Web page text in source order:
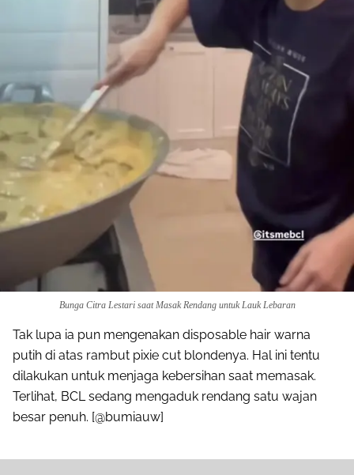
Bunga Citra Lestari saat Masak Rendang untuk Lauk Lebaran
Tak lupa ia pun mengenakan disposable hair warna
putih di atas rambut pixie cut blondenya. Hal ini tentu
dilakukan untuk menjaga kebersihan saat memasak.
Terlihat, BCL sedang mengaduk rendang satu wajan
besar penuh. [@bumiauw]